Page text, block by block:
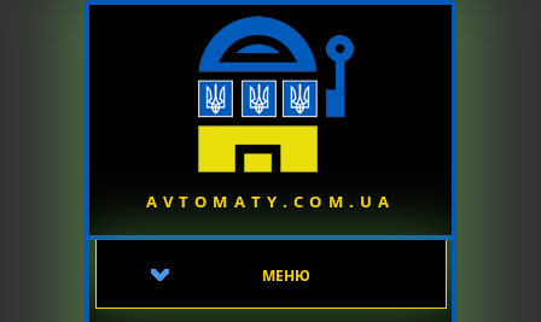
AVTOMATY.COM.UA
МЕНЮ